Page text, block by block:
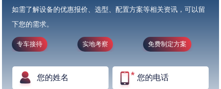
如需了解设备的优惠报价、选型、配置方案等相关资讯，可以留
下您的需求。
专车接待 实地考察 免费制定方案